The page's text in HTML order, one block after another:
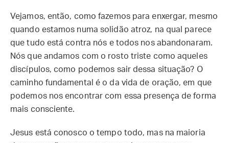
Vejamos, então, como fazemos para enxergar, mesmo
quando estamos numa solidão atroz, na qual parece
que tudo está contra nós e todos nos abandonaram.
Nós que andamos com o rosto triste como aqueles
discípulos, como podemos sair dessa situação? O
caminho fundamental é o da vida de oração, em que
podemos nos encontrar com essa presença de forma
mais consciente.
Jesus está conosco o tempo todo, mas na maioria